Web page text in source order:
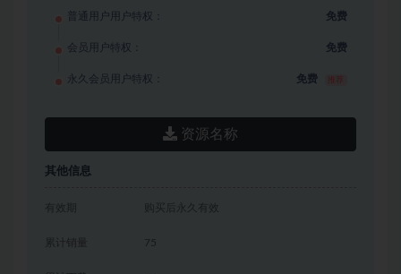
普通用户用户特权： 免费
会员用户特权： 免费
永久会员用户特权： 免费
资源名称
其他信息
有效期 购买后永久有效
累计销量 75